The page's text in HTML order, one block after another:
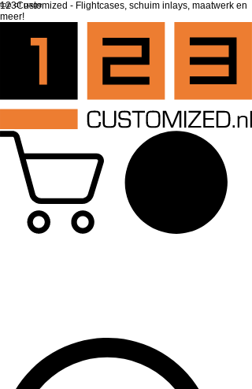
top of page
123Customized - Flightcases, schuim inlays, maatwerk en
meer!